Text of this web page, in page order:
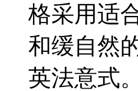
格采用适
和缓自然
英法意式